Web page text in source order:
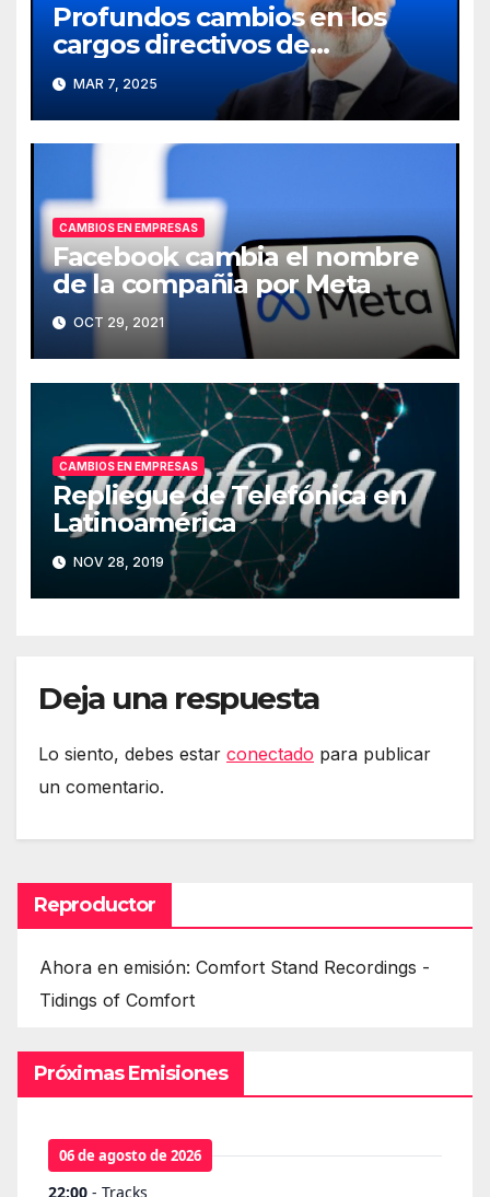
Profundos cambios en los
cargos directivos de
Telefónica
MAR 7, 2025
CAMBIOS EN EMPRESAS
Facebook cambia el nombre
de la compañia por Meta
OCT 29, 2021
CAMBIOS EN EMPRESAS
Repliegue de Telefónica en
Latinoamérica
NOV 28, 2019
Deja una respuesta
Lo siento, debes estar conectado para publicar
un comentario.
Reproductor
Ahora en emisión: Comfort Stand Recordings -
Tidings of Comfort
Próximas Emisiones